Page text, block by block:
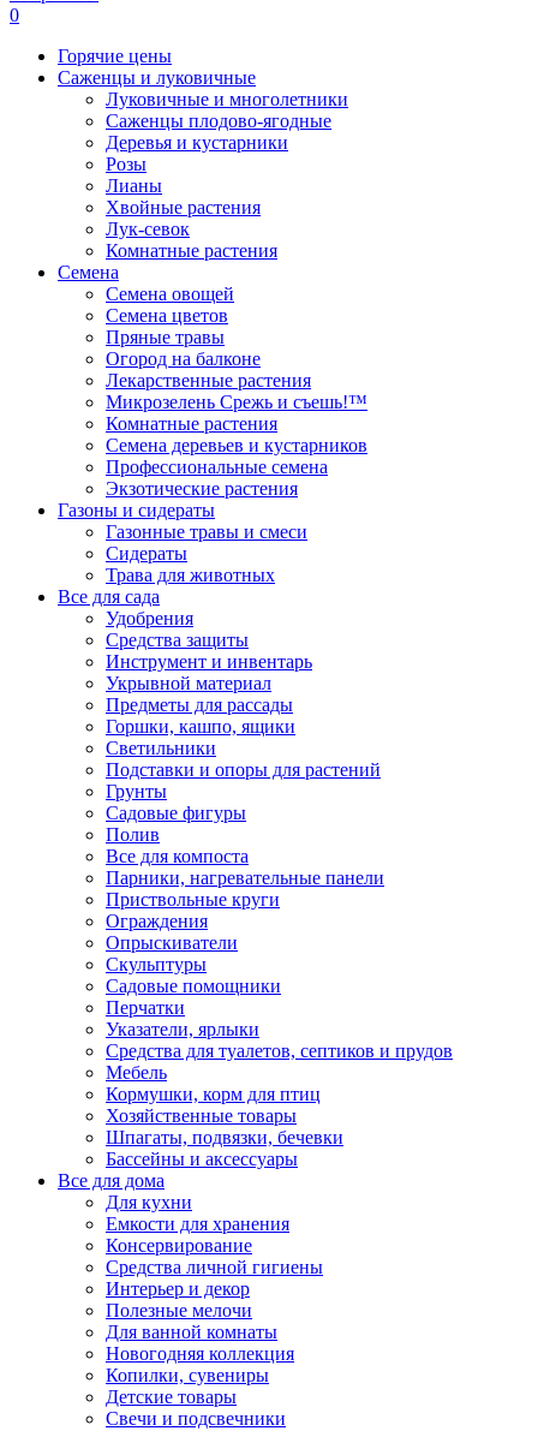
0
Горячие цены
Саженцы и луковичные
Луковичные и многолетники
Саженцы плодово-ягодные
Деревья и кустарники
Розы
Лианы
Хвойные растения
Лук-севок
Комнатные растения
Семена
Семена овощей
Семена цветов
Пряные травы
Огород на балконе
Лекарственные растения
Микрозелень Срежь и съешь!™
Комнатные растения
Семена деревьев и кустарников
Профессиональные семена
Экзотические растения
Газоны и сидераты
Газонные травы и смеси
Сидераты
Трава для животных
Все для сада
Удобрения
Средства защиты
Инструмент и инвентарь
Укрывной материал
Предметы для рассады
Горшки, кашпо, ящики
Светильники
Подставки и опоры для растений
Грунты
Садовые фигуры
Полив
Все для компоста
Парники, нагревательные панели
Приствольные круги
Ограждения
Опрыскиватели
Скульптуры
Садовые помощники
Перчатки
Указатели, ярлыки
Средства для туалетов, септиков и прудов
Мебель
Кормушки, корм для птиц
Хозяйственные товары
Шпагаты, подвязки, бечевки
Бассейны и аксессуары
Все для дома
Для кухни
Емкости для хранения
Консервирование
Средства личной гигиены
Интерьер и декор
Полезные мелочи
Для ванной комнаты
Новогодняя коллекция
Копилки, сувениры
Детские товары
Свечи и подсвечники